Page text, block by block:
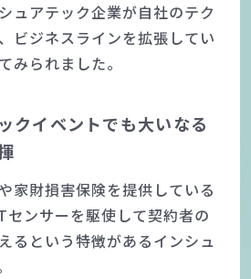
ュアテック企業が自社のテク
ビジネスラインを拡張してい
みられました。
クイベントでも大いなる
家財損害保険を提供している
ンサーを駆使して契約者の
るという特徴があるインシュ